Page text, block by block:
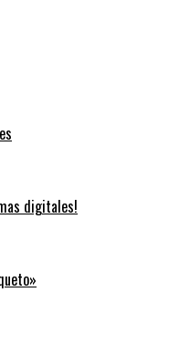
digitales!